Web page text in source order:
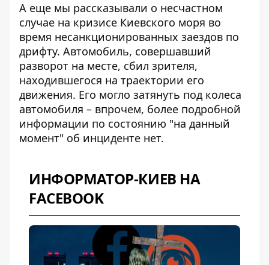
А еще мы рассказывали о несчастном
случае на кризисе Киевского моря во
время несанкционированных заездов по
дрифту. Автомобиль, совершавший
разворот на месте, сбил зрителя,
находившегося на траектории его
движения. Его могло затянуть под колеса
автомобиля – впрочем, более подробной
информации по состоянию "на данный
момент" об инциденте нет.
ИНФОРМАТОР-КИЕВ НА
FACEBOOK